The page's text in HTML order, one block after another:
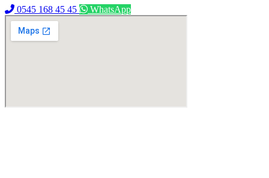
0545 168 45 45 WhatsApp